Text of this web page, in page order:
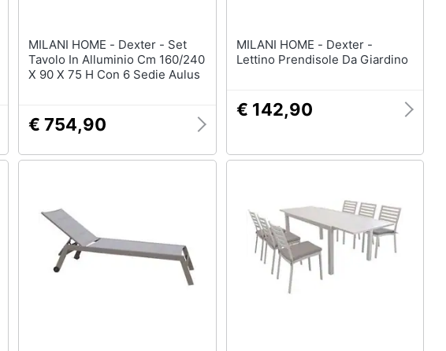
MILANI HOME - Dexter - Set
Tavolo In Alluminio Cm 160/240
X 90 X 75 H Con 6 Sedie Aulus
€ 754,90
MILANI HOME - Dexter -
Lettino Prendisole Da Giardino
€ 142,90